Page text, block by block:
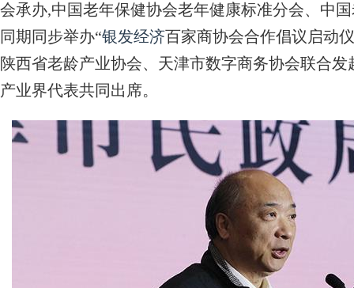
会承办,中国老年保健协会老年健康标准分会、中
同期同步举办“银发经济百家商协会合作倡议启动
陕西省老龄产业协会、天津市数字商务协会联合
产业界代表共同出席。